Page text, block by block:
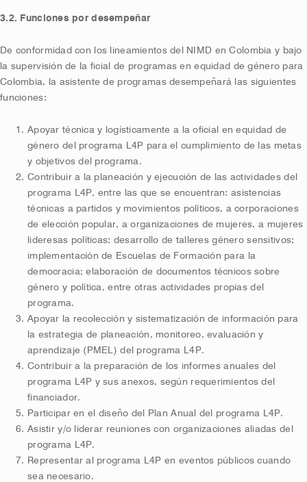
3.2. Funciones por desempeñar
De conformidad con los lineamientos del NIMD en Colombia y bajo
la supervisión de la ficial de programas en equidad de género para
Colombia, la asistente de programas desempeñará las siguientes
funciones:
Apoyar técnica y logísticamente a la oficial en equidad de
género del programa L4P para el cumplimiento de las metas
y objetivos del programa.
Contribuir a la planeación y ejecución de las actividades del
programa L4P, entre las que se encuentran: asistencias
técnicas a partidos y movimientos políticos, a corporaciones
de elección popular, a organizaciones de mujeres, a mujeres
lideresas políticas; desarrollo de talleres género sensitivos;
implementación de Escuelas de Formación para la
democracia; elaboración de documentos técnicos sobre
género y política, entre otras actividades propias del
programa.
Apoyar la recolección y sistematización de información para
la estrategia de planeación, monitoreo, evaluación y
aprendizaje (PMEL) del programa L4P.
Contribuir a la preparación de los informes anuales del
programa L4P y sus anexos, según requerimientos del
financiador.
Participar en el diseño del Plan Anual del programa L4P.
Asistir y/o liderar reuniones con organizaciones aliadas del
programa L4P.
Representar al programa L4P en eventos públicos cuando
sea necesario.